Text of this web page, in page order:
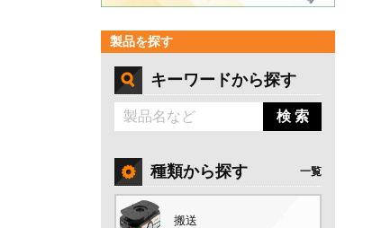
製品を探す
キーワードから探す
検 索
種類から探す 一覧
搬送